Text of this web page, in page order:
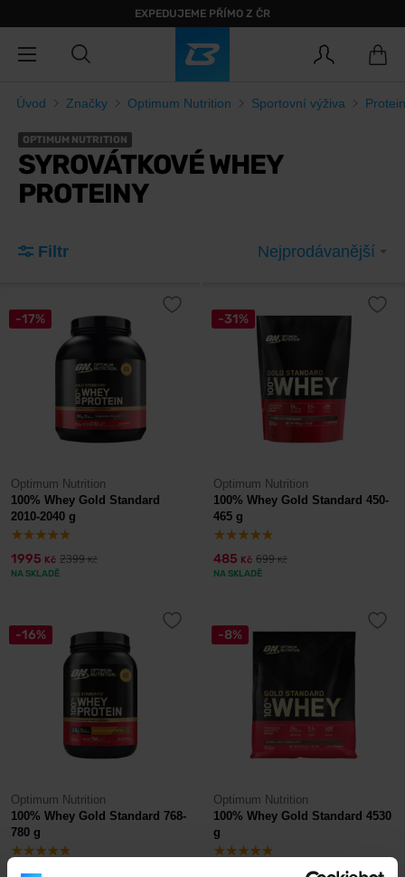
EXPEDUJEME PŘÍMO Z ČR
Úvod Značky Optimum Nutrition Sportovní výživa
OPTIMUM NUTRITION
SYROVÁTKOVÉ WHEY
PROTEINY
Filtr Nejprodávanější
-17%
Optimum Nutrition
100% Whey Gold Standard
2010-2040 g
1995 Kč 2399Kč
NA SKLADĚ
-31%
Optimum Nutrition
100% Whey Gold Standard 450-
465 g
485 Kč 699Kč
NA SKLADĚ
-16%
Optimum Nutrition
100% Whey Gold Standard 768-
780 g
-8%
Optimum Nutrition
100% Whey Gold Standard 4530
g